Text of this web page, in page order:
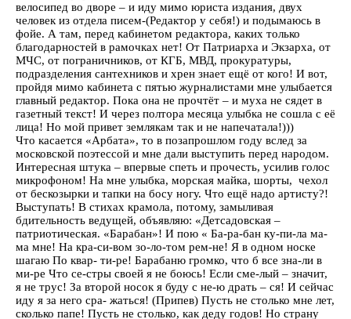
велосипед во дворе – и иду мимо юриста издания, двух
человек из отдела писем-(Редактор у себя!) и подымаюсь в
фойе. А там, перед кабинетом редактора, каких только
благодарностей в рамочках нет! От Патриарха и Экзарха, от
МЧС, от пограничников, от КГБ, МВД, прокуратуры,
подразделения сантехников и хрен знает ещё от кого! И вот,
пройдя мимо кабинета с пятью журналистами мне улыбается
главный редактор. Пока она не прочтёт – и муха не сядет в
газетный текст! И через полтора месяца улыбка не сошла с её
лица! Но мой привет землякам так и не напечатала!)))
Что касается «Арбата», то в позапрошлом году вслед за
московской поэтессой и мне дали выступить перед народом.
Интересная штука – впервые спеть и прочесть, усилив голос
микрофоном! На мне улыбка, морская майка, шорты, чехол
от бескозырки и тапки на босу ногу. Что ещё надо артисту?!
Выступать! В стихах крамола, потому, замыливая
бдительность ведущей, объявляю: «Детсадовская –
патриотическая. «Барабан»! И пою « Ба-ра-бан ку-пи-ла ма-
ма мне! На кра-си-вом зо-ло-том рем-не! Я в одном носке
шагаю По квар- ти-ре! Барабаню громко, что б все зна-ли в
ми-ре Что се-стры своей я не боюсь! Если сме-лый – значит,
я не трус! За второй носок я буду с не-ю драть – ся! И сейчас
иду я за него сра- жаться! (Припев) Пусть не столько мне лет,
сколько папе! Пусть не столько, как деду годов! Но страну